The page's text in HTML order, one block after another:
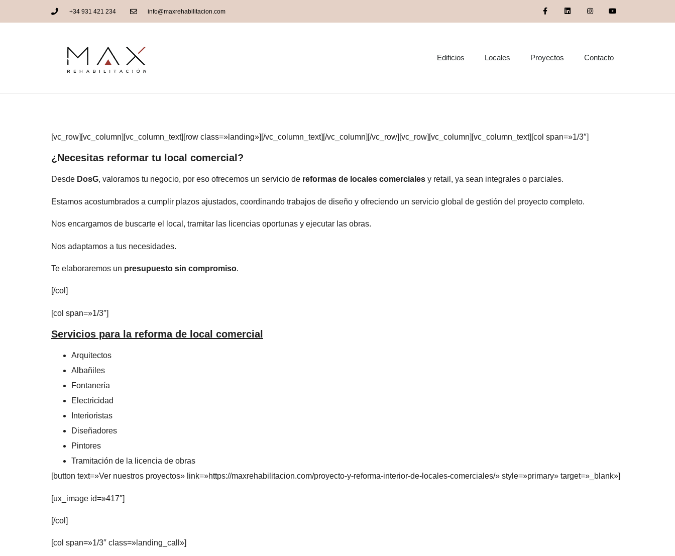
+34 931 421 234 info@maxrehabilitacion.com
Edificios Locales Proyectos Contacto
[vc_row][vc_column][vc_column_text][row class=»landing»][/vc_column_text][/vc_column][/vc_row][vc_row][vc_column][vc_column_text][col span=»1/3″]
¿Necesitas reformar tu local comercial?
Desde DosG, valoramos tu negocio, por eso ofrecemos un servicio de reformas de locales comerciales y retail, ya sean integrales o parciales.
Estamos acostumbrados a cumplir plazos ajustados, coordinando trabajos de diseño y ofreciendo un servicio global de gestión del proyecto completo.
Nos encargamos de buscarte el local, tramitar las licencias oportunas y ejecutar las obras.
Nos adaptamos a tus necesidades.
Te elaboraremos un presupuesto sin compromiso.
[/col]
[col span=»1/3″]
Servicios para la reforma de local comercial
Arquitectos
Albañiles
Fontanería
Electricidad
Interioristas
Diseñadores
Pintores
Tramitación de la licencia de obras
[button text=»Ver nuestros proyectos» link=»https://maxrehabilitacion.com/proyecto-y-reforma-interior-de-locales-comerciales/» style=»primary» target=»_blank»]
[ux_image id=»417″]
[/col]
[col span=»1/3″ class=»landing_call»]